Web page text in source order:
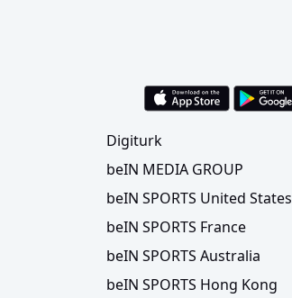
Digiturk
beIN MEDIA GROUP
beIN SPORTS United States
beIN SPORTS France
beIN SPORTS Australia
beIN SPORTS Hong Kong